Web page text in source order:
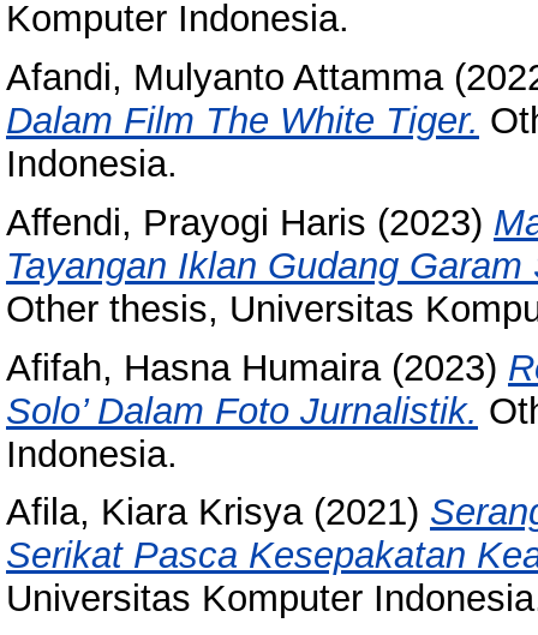
Komputer Indonesia.
Afandi, Mulyanto Attamma
Dalam Film The White Tiger.
Indonesia.
Affendi, Prayogi Haris (2023)
Tayangan Iklan Gudang
Other thesis, Universitas
Afifah, Hasna Humaira(2023)
Solo’ Dalam Foto Jurnalistik.
Indonesia.
Afila, Kiara Krisya(2021)
Serikat Pasca Kesepakatan
Universitas Komputer